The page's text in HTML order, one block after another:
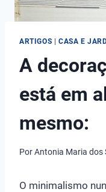
ARTIGOS CASA E
A
está em
mesmo:
PorAntonia Maria dos
O minimalismo